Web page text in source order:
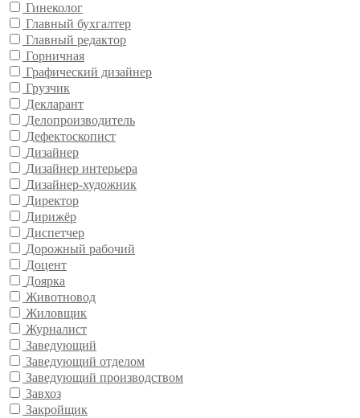
Гинеколог
Главный бухгалтер
Главный редактор
Горничная
Графический дизайнер
Грузчик
Декларант
Делопроизводитель
Дефектоскопист
Дизайнер
Дизайнер интерьера
Дизайнер-художник
Директор
Дирижёр
Диспетчер
Дорожный рабочий
Доцент
Доярка
Животновод
Жиловщик
Журналист
Заведующий
Заведующий отделом
Заведующий производством
Завхоз
Закройщик